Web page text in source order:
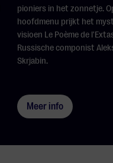
pioniers in het zonnetje.
hoofdmenu prijkt het
visioen Le Poème de
Russische componist
Skrjabin.
Meer info